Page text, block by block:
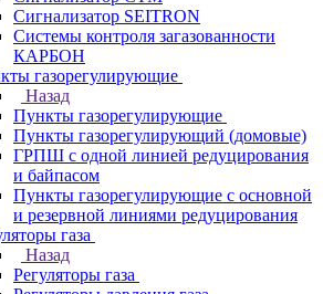
Сигнализатор SEITRON
Системы контроля загазованности
КАРБОН
газорегулирующие
Назад
Пункты газорегулирующие
Пункты газорегулирующий (домовые)
ГРПШ с одной линией редуцирования
и байпасом
Пункты газорегулирующие с основной
и резервной линиями редуцирования
газа
Назад
Регуляторы газа